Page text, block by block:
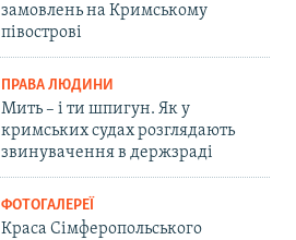
замовлень на Кримському
півострові
ПРАВА ЛЮДИНИ
Мить – і ти шпигун. Як у
кримських судах розглядають
звинувачення в держзраді
ФОТОГАЛЕРЕЇ
Краса Сімферопольського